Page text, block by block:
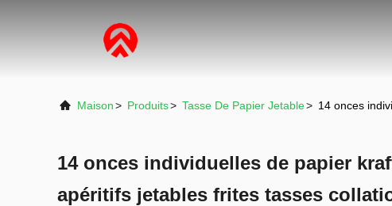
Maison> Produits> Tasse De Papier Jetable> 14 onces
14 onces individuelles de papier
apéritifs jetables frites tasses